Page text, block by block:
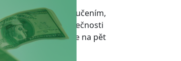
radám a doporučením,
mohou být ve skutečnosti
se podíváme na pět